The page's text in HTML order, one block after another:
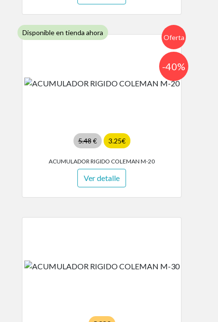
Disponible en tienda ahora
Oferta
5.48€ 3.25€
-40%
ACUMULADOR RIGIDO COLEMAN M-20
Ver detalle